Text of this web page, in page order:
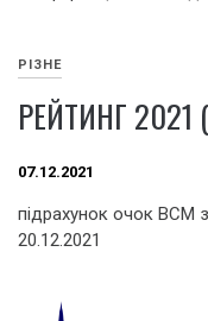
РІЗНЕ
РЕЙТИНГ
07.12.2021
підрахунок очок ВСМ
20.12.2021